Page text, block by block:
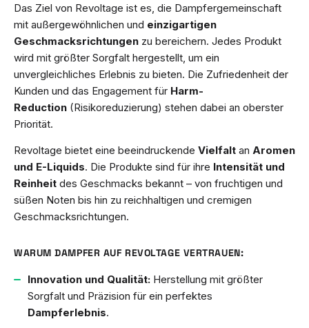
Das Ziel von Revoltage ist es, die Dampfergemeinschaft
mit außergewöhnlichen und einzigartigen
Geschmacksrichtungen zu bereichern. Jedes Produkt
wird mit größter Sorgfalt hergestellt, um ein
unvergleichliches Erlebnis zu bieten. Die Zufriedenheit der
Kunden und das Engagement für Harm-
Reduction (Risikoreduzierung) stehen dabei an oberster
Priorität.
Revoltage bietet eine beeindruckende Vielfalt an Aromen
und E-Liquids. Die Produkte sind für ihre Intensität und
Reinheit des Geschmacks bekannt – von fruchtigen und
süßen Noten bis hin zu reichhaltigen und cremigen
Geschmacksrichtungen.
WARUM DAMPFER AUF REVOLTAGE VERTRAUEN:
Innovation und Qualität: Herstellung mit größter
Sorgfalt und Präzision für ein perfektes
Dampferlebnis.